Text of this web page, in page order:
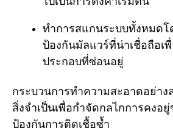
ทำการสแกนระบบทั้งหมด
ป้องกันมัลแวร์ที่น่าเชื่อถือเ
ประกอบที่ซ่อนอยู่
กระบวนการทำความสะอาดอย่าง
สิ่งจำเป็นเพื่อกำจัดกลไกการคงอ
ป้องกันการติดเชื้อซ้ำ